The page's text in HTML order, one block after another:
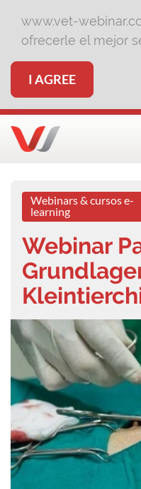
www.vet-
ofrecerle el mejor
I AGREE
Webinars & cursos e-
learning
Webinar